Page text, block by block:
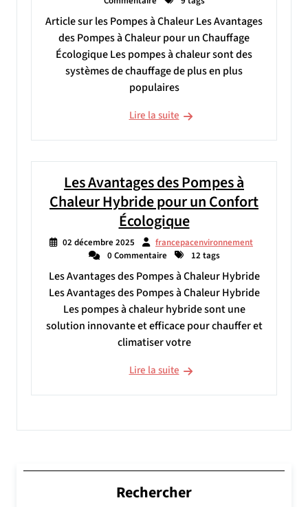
Article sur les Pompes à Chaleur Les Avantages
des Pompes à Chaleur pour un Chauffage
Écologique Les pompes à chaleur sont des
systèmes de chauffage de plus en plus
populaires
Lire la suite
Les Avantages des Pompes à
Chaleur Hybride pour un Confort
Écologique
02 décembre 2025
francepacenvironnement
0 Commentaire
12 tags
Les Avantages des Pompes à Chaleur Hybride
Les Avantages des Pompes à Chaleur Hybride
Les pompes à chaleur hybride sont une
solution innovante et efficace pour chauffer et
climatiser votre
Lire la suite
Rechercher